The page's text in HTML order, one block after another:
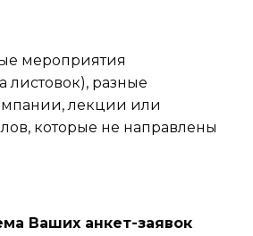
мероприятия
листовок), разные
лекции или
которые не направлены
Ваших анкет-заявок